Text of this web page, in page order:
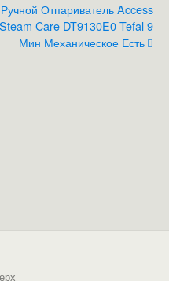
Ручной Отпариватель Access
Steam Care DT9130E0 Tefal 9
Мин Механическое Есть